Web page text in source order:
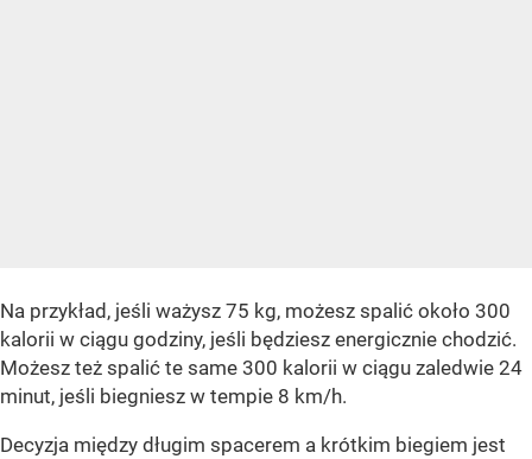
Na przykład, jeśli ważysz 75 kg, możesz spalić około 300
kalorii w ciągu godziny, jeśli będziesz energicznie chodzić.
Możesz też spalić te same 300 kalorii w ciągu zaledwie 24
minut, jeśli biegniesz w tempie 8 km/h.
Decyzja między długim spacerem a krótkim biegiem jest